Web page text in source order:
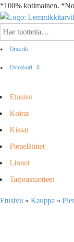
*100% kotimainen.
Oma tili
Ostoskori 0
Etusivu
Koirat
Kissat
Pieneläimet
Linnut
Tarjoustuotteet
Etusivu » Kauppa »